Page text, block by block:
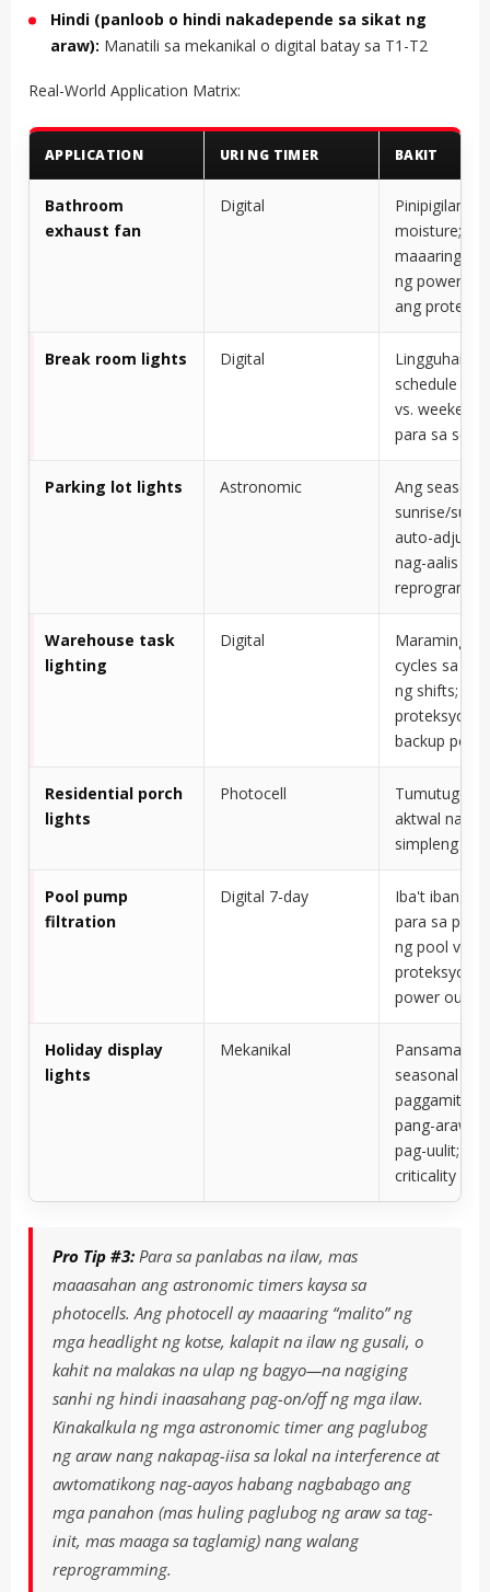
Hindi (panloob o hindi nakadepende sa sikat ng
araw): Manatili sa mekanikal o digital batay sa T1-T2
Real-World Application Matrix:
APPLICATION URI NG TIMER BAKIT
Bathroom
exhaust fan
Digital
Pinipigilan
moisture;
maaaring
ng power
ang
Break room lights Digital
Lingguhang
schedule
vs.
para sa
Parking lot lights Astronomic
Ang seasonal
sunrise/
auto-
nag-aalis ng
Warehouse task
lighting
Digital
Maraming
cycles sa
ng shifts;
proteksyon
backup
Residential porch
lights
Photocell
Tumutugon
aktwal na
simpleng
Pool pump
filtration
Digital 7-day
Iba't ibang
para sa
ng pool vs.
proteksyon
power
Holiday display
lights
Mekanikal
seasonal na
paggamit;
pang-araw-
pag-uulit;
criticality
Pro Tip #3:Para sa panlabas na ilaw, mas
maaasahan ang astronomic timers kaysa sa
photocells. Ang photocell ay maaaring “malito” ng
mga headlight ng kotse, kalapit na ilaw ng gusali, o
kahit na malakas na ulap ng bagyo—na nagiging
sanhi ng hindi inaasahang pag-on/off ng mga ilaw.
Kinakalkula ng mga astronomic timer ang paglubog
ng araw nang nakapag-iisa sa lokal na interference at
awtomatikong nag-aayos habang nagbabago ang
mga panahon (mas huling paglubog ng araw sa tag-
init, mas maaga sa taglamig) nang walang
reprogramming.